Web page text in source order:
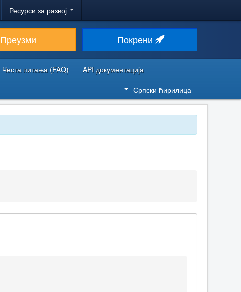
Ресурси за развој
Преузми Покрени
Честа питања (FAQ)
API документација
Српски ћирилица